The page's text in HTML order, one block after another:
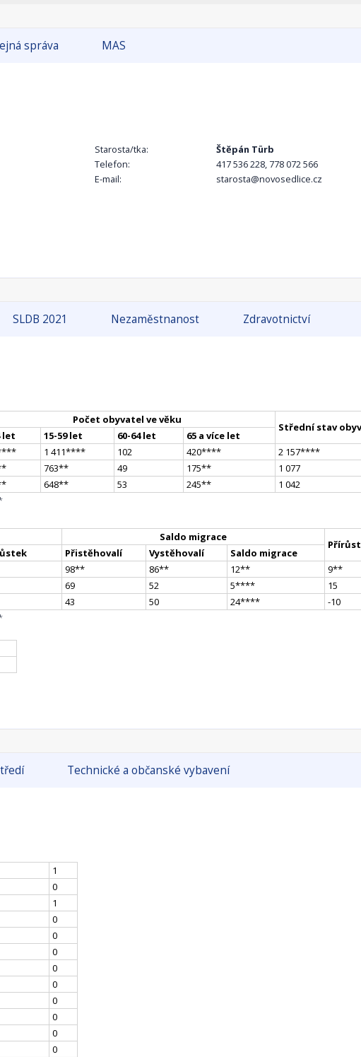
správa MAS
Starosta/tka:
Štěpán Türb
Telefon:
417 536 228, 778 072 566
E-mail:
starosta@novosedlice.cz
SLDB 2021 Nezaměstnanost Zdravotnictví
Počet obyvatel ve věku
Střední stav
let 15-59 let 60-64 let
65 a více let
** 1 411**** 102 420**** 2 157****
* 763** 49 175**
1 077
* 648** 53 245**
1 042
Saldo migrace
Přistěhovalí Vystěhovalí
Saldo migrace
98** 86** 12** 9**
69 52 5****
15
43 50 24****
-10
Technické a občanské vybavení
1
0
1
0
0
0
0
0
0
0
0
0